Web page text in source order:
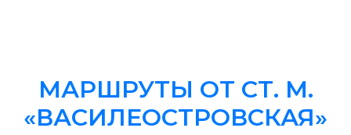
МАРШРУТЫ ОТ СТ. М.
«ВАСИЛЕОСТРОВСКАЯ»